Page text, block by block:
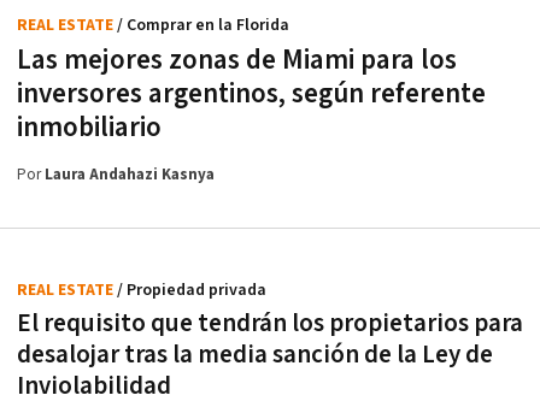
Las mejores zonas de Miami para los
inversores argentinos, según referente
inmobiliario
REAL ESTATE/ Comprar en la Florida
PorLaura Andahazi Kasnya
El requisito que tendrán los propietarios para
desalojar tras la media sanción de la Ley de
Inviolabilidad
REAL ESTATE/ Propiedad privada